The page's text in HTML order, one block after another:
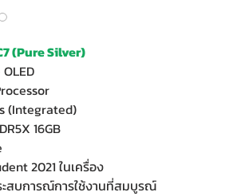
(Pure Silver)
(Integrated)
16GB
2021 ในเครื่อง
สบการณ์การใช้งานที่สมบูรณ์